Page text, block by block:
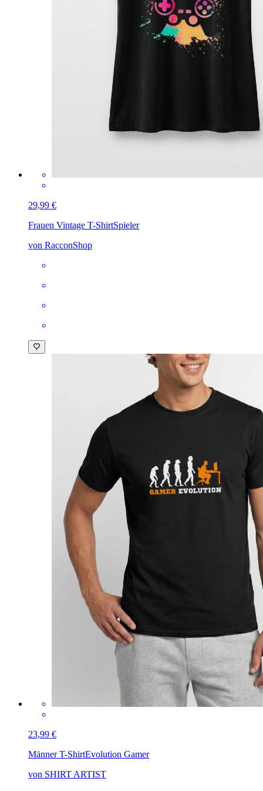
29,99 €
Frauen Vintage T-ShirtSpieler
von RacconShop
23,99 €
Männer T-ShirtEvolution Gamer
von SHIRT ARTIST